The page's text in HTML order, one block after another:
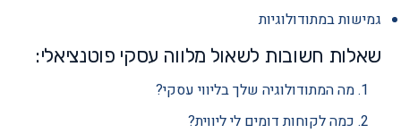
גמישות במתודולוגיות
שאלות חשובות לשאול מלווה עסקי פוטנציאלי:
מה המתודולוגיה שלך בליווי עסקי?
כמה לקוחות דומים לי ליווית?